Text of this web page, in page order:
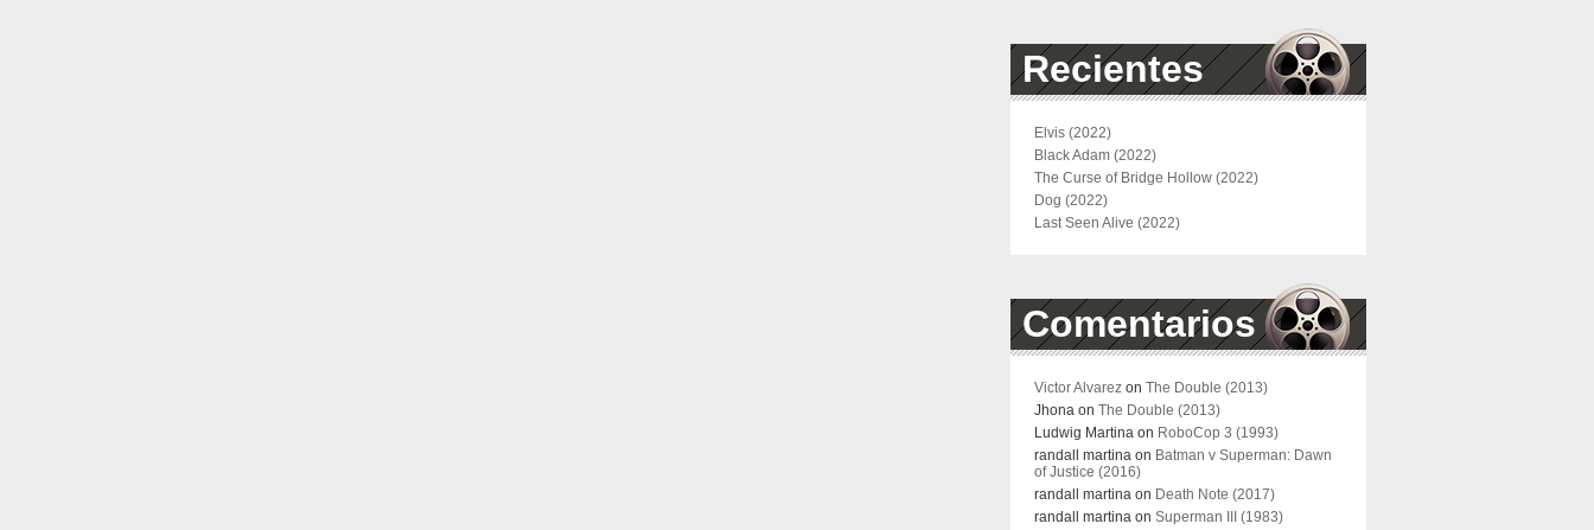
Recientes
Elvis (2022)
Black Adam (2022)
The Curse of Bridge Hollow (2022)
Dog (2022)
Last Seen Alive (2022)
Comentarios
Victor Alvarez on The Double (2013)
Jhona on The Double (2013)
Ludwig Martina on RoboCop 3 (1993)
randall martina on Batman v Superman: Dawn
of Justice (2016)
randall martina on Death Note (2017)
randall martina on Superman III (1983)